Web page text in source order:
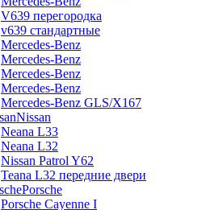
V639 перегородка
v639 стандартные
Mercedes-Benz
Mercedes-Benz
Mercedes-Benz
Mercedes-Benz
Mercedes-Benz GLS/X167
Nissan
Neana L33
Neana L32
Nissan Patrol Y62
Teana L32 передние двери
Porsche
Porsche Cayenne I